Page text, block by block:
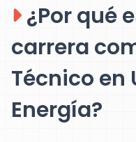
¿Por qué
carrera
Técnico en
Energía?